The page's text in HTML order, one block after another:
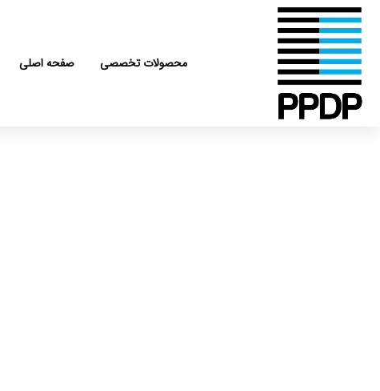
پرش
محتوا
محصولات تخصصی صفحه اصلی